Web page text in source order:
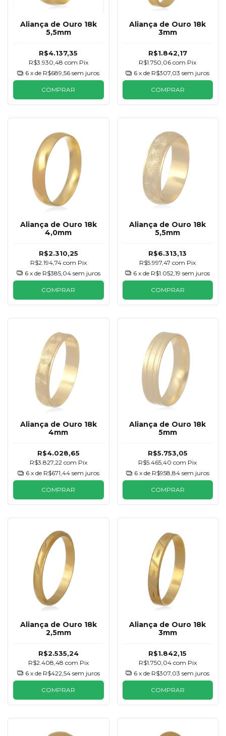
Aliança de Ouro 18k
5,5mm
R$4.137,35
R$3.930,48 com Pix
6 x de R$689,56 sem juros
COMPRAR
Aliança de Ouro 18k
3mm
R$1.842,17
R$1.750,06com Pix
6 x de R$307,03 sem juros
COMPRAR
Aliança de Ouro 18k
4,0mm
R$2.310,25
R$2.194,74 com Pix
6 x de R$385,04 sem juros
COMPRAR
Aliança de Ouro 18k
5,5mm
R$6.313,13
R$5.997,47com Pix
6 x de R$1.052,19 sem juros
COMPRAR
Aliança de Ouro 18k
4mm
R$4.028,65
R$3.827,22 com Pix
6 x de R$671,44 sem juros
COMPRAR
Aliança de Ouro 18k
5mm
R$5.753,05
R$5.465,40com Pix
6 x de R$958,84 sem juros
COMPRAR
Aliança de Ouro 18k
2,5mm
R$2.535,24
R$2.408,48 com Pix
6 x de R$422,54 sem juros
COMPRAR
Aliança de Ouro 18k
3mm
R$1.842,15
R$1.750,04 com Pix
6 x de R$307,03 sem juros
COMPRAR